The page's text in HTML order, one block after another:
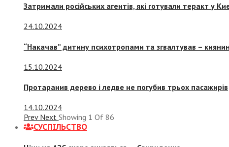
Затримали російських агентів, які готували теракт у
24.10.2024
“Накачав” дитину психотропами та згвалтував –
15.10.2024
Протаранив дерево і ледве не погубив трьох пасажирів
14.10.2024
Prev Next Showing 1 Of 86
СУСПIЛЬСТВО